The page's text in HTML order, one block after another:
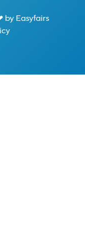
by Easyfairs